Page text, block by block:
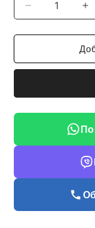
Намаляване
на
количеството
Капаци
БАТМАН
дизайн
-
2004-
за
за
-
3